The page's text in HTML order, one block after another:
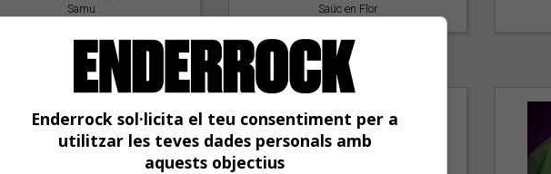
Samu Saüc en Flor
Enderrock sol·licita el teu consentiment per a
utilitzar les teves dades personals amb
aquests objectius